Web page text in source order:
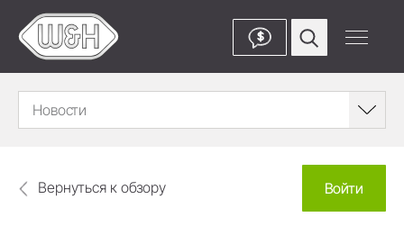
$
Новости
Вернуться к обзору Войти